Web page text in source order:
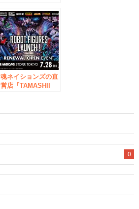
レミアムレアドレス
＆制服が植毛仕様の
お人形になって登
場。
魂ネイションズの直
営店『TAMASHII
ーアルオープンイベ
0